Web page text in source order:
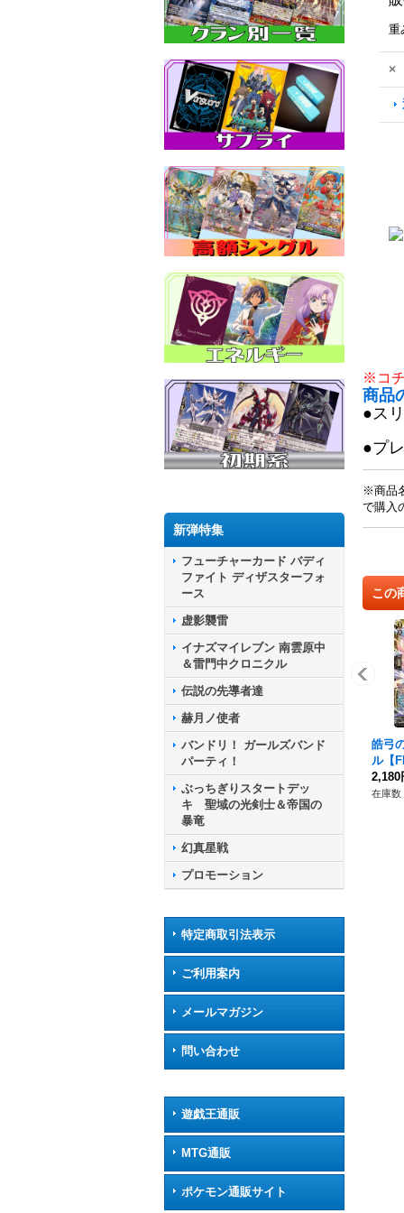
新弾特集
フューチャーカード バディ
ファイト ディザスターフォ
ース
虚影襲雷
イナズマイレブン 南雲原中
＆雷門中クロニクル
伝説の先導者達
赫月ノ使者
バンドリ！ ガールズバンド
パーティ！
ぶっちぎりスタートデッ
キ 聖域の光剣士＆帝国の
暴竜
幻真星戦
プロモーション
特定商取引法表示
ご利用案内
メールマガジン
問い合わせ
遊戯王通販
MTG通販
ポケモン通販サイト
重
×
※コ
商品
●ス
●プ
※商品
で購入
この
皓弓
ル【
クチ
2,180
在庫数